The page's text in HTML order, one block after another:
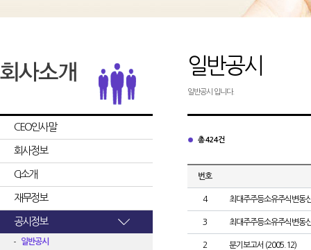
CEO인사말
회사정보
CI소개
재무정보
공시정보
일반공시
일반공시
일반공시 입니다.
총 424건
번호
4 최대주주등소유주식변동
3 최대주주등소유주식변동
2 분기보고서 (2005.12)